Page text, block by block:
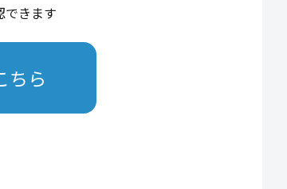
できます
ちら